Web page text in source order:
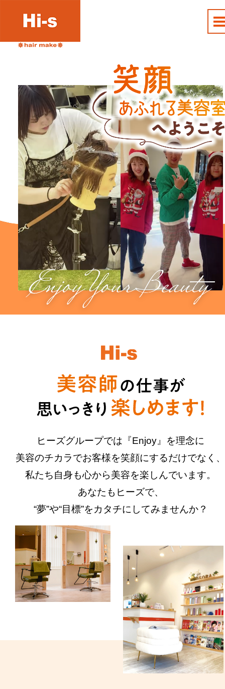
ヒーズグループでは『Enjoy』を理念に
美容のチカラでお客様を笑顔にするだけでなく、
私たち自身も心から美容を楽しんでいます。
あなたもヒーズで、
“夢”や“目標”をカタチにしてみませんか？